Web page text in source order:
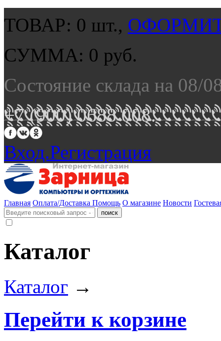
ТОВАР: 0 шт.,
СУММА: 0 руб.
Состояние склада на 08/
+7 (900) 0688 008.
Вход.Регистрация
Главная Оплата/Доставка Помощь О магазине Новости
Каталог
Каталог →
Перейти к корзине